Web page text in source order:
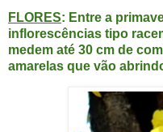
FLORES: Entre a
inflorescências tipo
medem até 30 cm de
amarelas que vão